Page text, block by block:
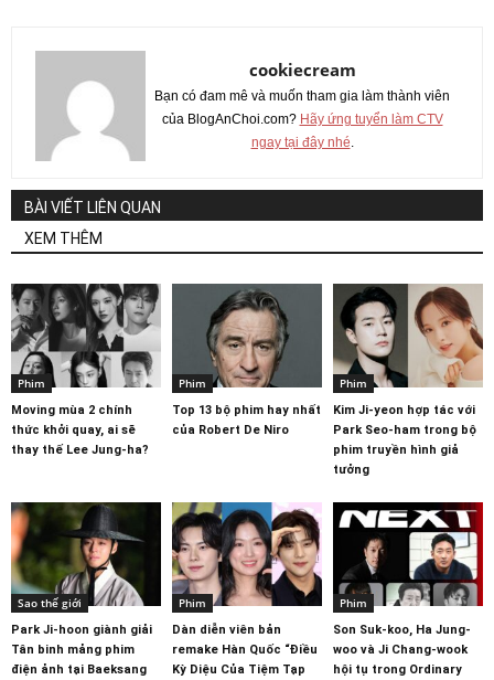
cookiecream
Bạn có đam mê và muốn tham gia làm thành viên
của BlogAnChoi.com? Hãy ứng tuyển làm CTV
ngay tại đây nhé
BÀI VIẾT LIÊN QUAN
XEM THÊM
Phim
Moving mùa 2 chính
thức khởi quay, ai sẽ
thay thế Lee Jung-ha?
Phim
Top 13 bộ phim hay nhất
của Robert De Niro
Phim
Kim Ji-yeon hợp tác với
Park Seo-ham trong bộ
phim truyền hình giả
tưởng
Sao thế giới
Park Ji-hoon giành giải
Tân binh mảng phim
điện ảnh tại Baeksang
Phim
Dàn diễn viên bản
remake Hàn Quốc “Điều
Kỳ Diệu Của Tiệm Tạp
Phim
Son Suk-koo, Ha Jung-
woo và Ji Chang-wook
hội tụ trong Ordinary